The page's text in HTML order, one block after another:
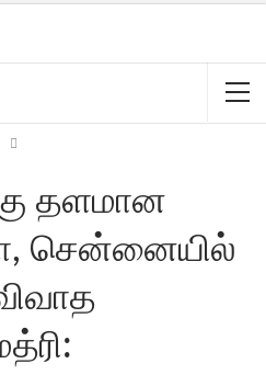
தளமான
சென்னையில்